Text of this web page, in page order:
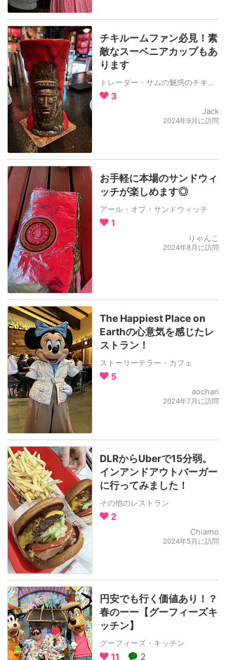
チキルームファン必見！素
敵なスーベニアカップもあ
ります
トレーダー・サムの魅惑のチキバー
3
Jack
2024年9月に訪問
お手軽に本場のサンドウィ
ッチが楽しめます◎
アール・オブ・サンドウィッチ
1
りゃんこ
2024年8月に訪問
The Happiest Place on
Earthの心意気を感じたレ
ストラン！
ストーリーテラー・カフェ
5
aochan
2024年7月に訪問
DLRからUberで15分弱。
インアンドアウトバーガー
に行ってみました！
その他のレストラン
2
Chiamo
2024年5月に訪問
円安でも行く価値あり！？
春のーー【グーフィーズキ
ッチン】
グーフィーズ・キッチン
11 2